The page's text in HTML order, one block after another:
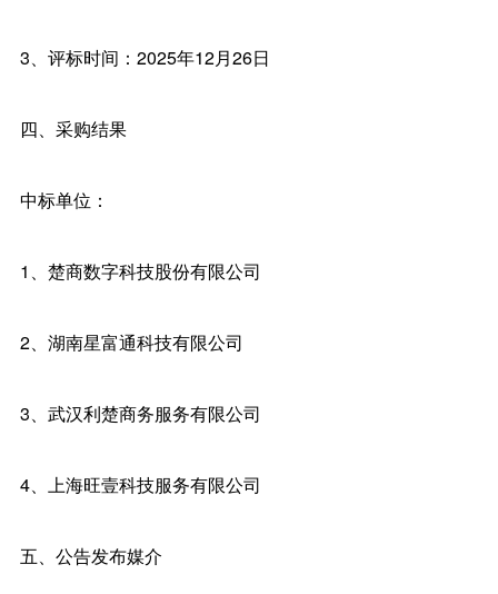
3、评标时间：2025年12月26日
四、采购结果
中标单位：
1、楚商数字科技股份有限公司
2、湖南星富通科技有限公司
3、武汉利楚商务服务有限公司
4、上海旺壹科技服务有限公司
五、公告发布媒介